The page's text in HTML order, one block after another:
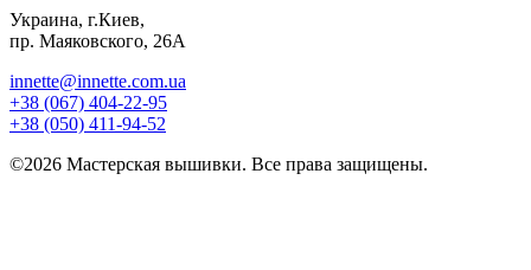
Украина, г.Киев,
пр. Маяковского, 26А
innette@innette.com.ua
+38 (067) 404-22-95
+38 (050) 411-94-52
©2026 Мастерская вышивки. Все права защищены.